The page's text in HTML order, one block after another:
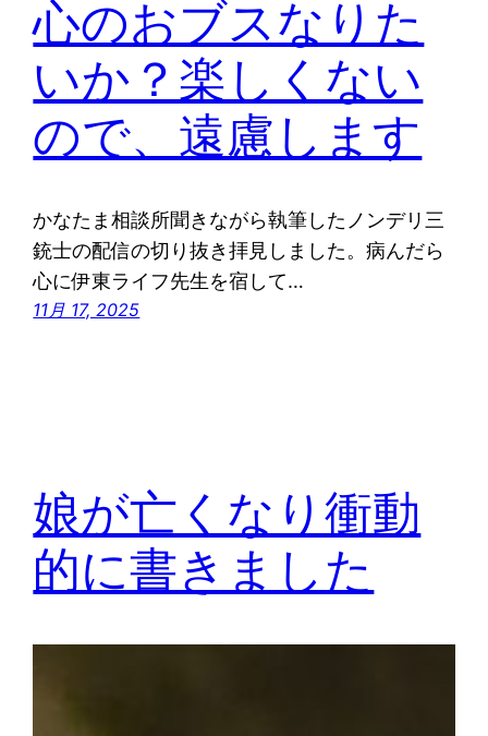
心のおブスなりた
いか？楽しくない
ので、遠慮します
かなたま相談所聞きながら執筆したノンデリ三
銃士の配信の切り抜き拝見しました。病んだら
心に伊東ライフ先生を宿して…
11月 17, 2025
娘が亡くなり衝動
的に書きました